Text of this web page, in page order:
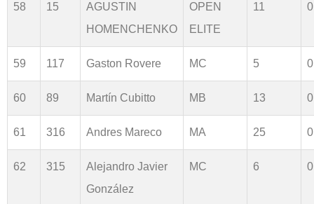
58 15
AGUSTIN
HOMENCHENKO
OPEN
ELITE
11
59 117 Gaston Rovere MC 5
60 89 Martín Cubitto MB 13
61 316 Andres Mareco MA 25
62 315
Alejandro Javier
González
MC 6